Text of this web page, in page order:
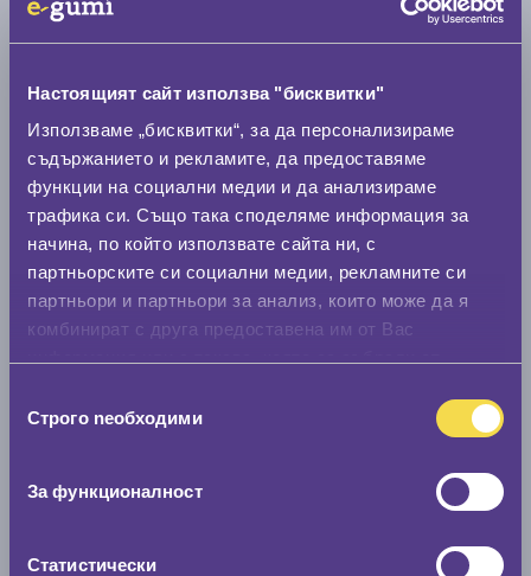
Настоящият сайт използва "бисквитки"
Използваме „бисквитки“, за да персонализираме
съдържанието и рекламите, да предоставяме
функции на социални медии и да анализираме
трафика си. Също така споделяме информация за
начина, по който използвате сайта ни, с
партньорските си социални медии, рекламните си
партньори и партньори за анализ, които може да я
комбинират с друга предоставена им от Вас
наСтрого nеобходими
За функционалност
Статистически
Нов размер
Стар размер
Скоростомер при 100